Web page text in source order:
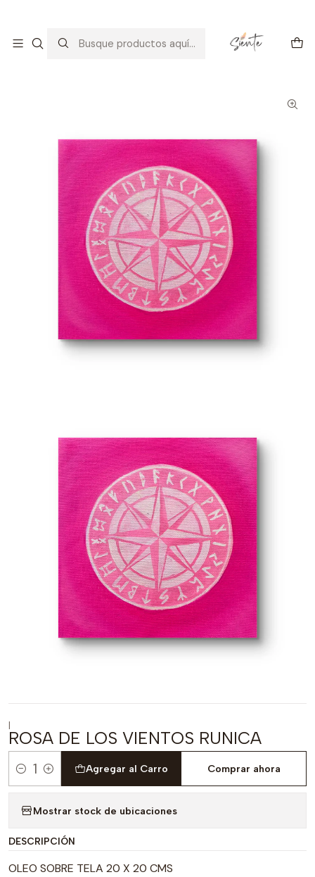
Inicio Galería Arte Espiritual ROSA DE LOS VIENTOS RUNICA
|
ROSA DE LOS VIENTOS RUNICA
Cantidad
Agregar al Carro Comprar ahora
Mostrar stock de ubicaciones
DESCRIPCIÓN
OLEO SOBRE TELA 20 X 20 CMS